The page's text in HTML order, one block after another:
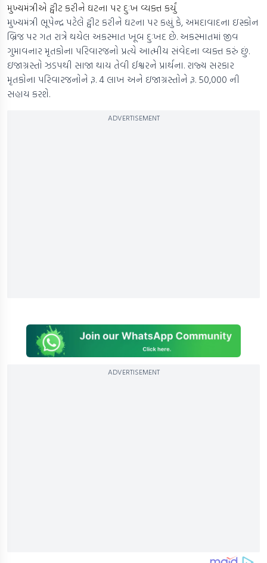
મુખ્યમંત્રીએ ટ્વીટ કરીને ઘટના પર દુઃખ વ્યક્ત કર્યું
મુખ્યમંત્રી ભૂપેન્દ્ર પટેલે ટ્વીટ કરીને ઘટના પર કહ્યું કે, અમદાવાદના ઇસ્કોન
બ્રિજ પર ગત રાત્રે થયેલ અકસ્માત ખૂબ દુઃખદ છે. અકસ્માતમાં જીવ
ગુમાવનાર મૃતકોના પરિવારજનો પ્રત્યે આત્મીય સંવેદના વ્યક્ત કરું છું.
ઇજાગ્રસ્તો ઝડપથી સાજા થાય તેવી ઈશ્વરને પ્રાર્થના. રાજ્ય સરકાર
મૃતકોના પરિવારજનોને રૂ. 4 લાખ અને ઇજાગ્રસ્તોને રૂ. 50,000 ની
સહાય કરશે.
ADVERTISEMENT
ADVERTISEMENT